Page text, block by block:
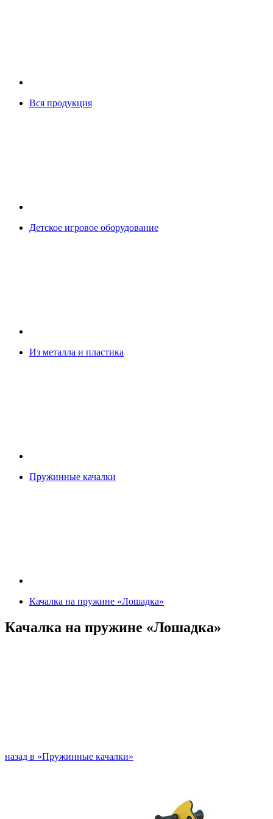
Вся продукция
Детское игровое оборудование
Из металла и пластика
Пружинные качалки
Качалка на пружине «Лошадка»
Качалка на пружине «Лошадка»
назад в «Пружинные качалки»